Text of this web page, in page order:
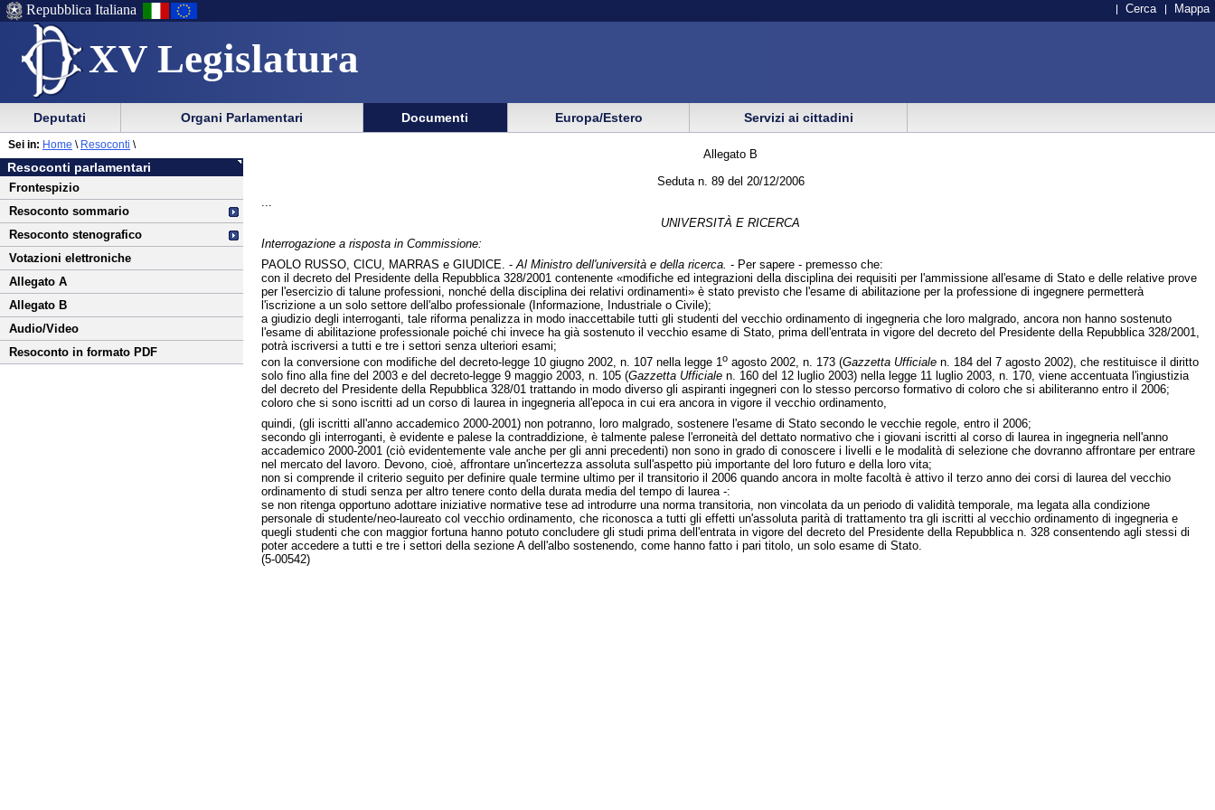
XV Legislatura
Menu
di
ausilio
alla
navigazione
Menu
di
navigazione
principale
Repubblica Italiana Cerca Mappa
Menu
di
navigazione
principale
menu
di
sezione
Deputati Organi Parlamentari Documenti Europa/Estero Servizi ai cittadini
Vai
al
contenuto
Resoconti parlamentari
Frontespizio
Resoconto sommario
Resoconto stenografico
Votazioni elettroniche
Allegato A
Allegato B
Audio/Video
Resoconto in formato PDF
Sei in: Home \ Resoconti \
Allegato B
Seduta n. 89 del 20/12/2006
UNIVERSITÀ E RICERCA
Interrogazione a risposta in Commissione:
PAOLO RUSSO, CICU, MARRAS e GIUDICE. - Al Ministro dell'università e della ricerca. - Per sapere - premesso che:
con il decreto del Presidente della Repubblica 328/2001 contenente «modifiche ed integrazioni della disciplina dei requisiti per l'ammissione all'esame di Stato e delle relative prove
per l'esercizio di talune professioni, nonché della disciplina dei relativi ordinamenti» è stato previsto che l'esame di abilitazione per la professione di ingegnere permetterà
l'iscrizione a un solo settore dell'albo professionale (Informazione, Industriale o Civile);
a giudizio degli interroganti, tale riforma penalizza in modo inaccettabile tutti gli studenti del vecchio ordinamento di ingegneria che loro malgrado, ancora non hanno sostenuto
l'esame di abilitazione professionale poiché chi invece ha già sostenuto il vecchio esame di Stato, prima dell'entrata in vigore del decreto del Presidente della Repubblica 328/2001,
potrà iscriversi a tutti e tre i settori senza ulteriori esami;
con la conversione con modifiche del decreto-legge 10 giugno 2002, n. 107 nella legge 1 oagosto 2002, n. 173 (Gazzetta Ufficialen. 184 del 7 agosto 2002), che restituisce il diritto
solo fino alla fine del 2003 e del decreto-legge 9 maggio 2003, n. 105 (Gazzetta Ufficialen. 160 del 12 luglio 2003) nella legge 11 luglio 2003, n. 170, viene accentuata l'ingiustizia
del decreto del Presidente della Repubblica 328/01 trattando in modo diverso gli aspiranti ingegneri con lo stesso percorso formativo di coloro che si abiliteranno entro il 2006;
coloro che si sono iscritti ad un corso di laurea in ingegneria all'epoca in cui era ancora in vigore il vecchio ordinamento,
quindi, (gli iscritti all'anno accademico 2000-2001) non potranno, loro malgrado, sostenere l'esame di Stato secondo le vecchie regole, entro il 2006;
secondo gli interroganti, è evidente e palese la contraddizione, è talmente palese l'erroneità del dettato normativo che i giovani iscritti al corso di laurea in ingegneria nell'anno
accademico 2000-2001 (ciò evidentemente vale anche per gli anni precedenti) non sono in grado di conoscere i livelli e le modalità di selezione che dovranno affrontare per entrare
nel mercato del lavoro. Devono, cioè, affrontare un'incertezza assoluta sull'aspetto più importante del loro futuro e della loro vita;
non si comprende il criterio seguito per definire quale termine ultimo per il transitorio il 2006 quando ancora in molte facoltà è attivo il terzo anno dei corsi di laurea del vecchio
ordinamento di studi senza per altro tenere conto della durata media del tempo di laurea -:
se non ritenga opportuno adottare iniziative normative tese ad introdurre una norma transitoria, non vincolata da un periodo di validità temporale, ma legata alla condizione
personale di studente/neo-laureato col vecchio ordinamento, che riconosca a tutti gli effetti un'assoluta parità di trattamento tra gli iscritti al vecchio ordinamento di ingegneria e
quegli studenti che con maggior fortuna hanno potuto concludere gli studi prima dell'entrata in vigore del decreto del Presidente della Repubblica n. 328 consentendo agli stessi di
poter accedere a tutti e tre i settori della sezione A dell'albo sostenendo, come hanno fatto i pari titolo, un solo esame di Stato.
(5-00542)